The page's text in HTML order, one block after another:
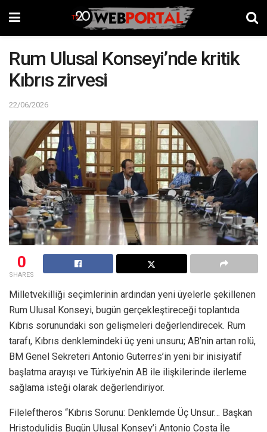
Rum Ulusal Konseyi’nde kritik
Kıbrıs zirvesi
22/06/2026
0
SHARES
Milletvekilliği seçimlerinin ardından yeni üyelerle şekillenen
Rum Ulusal Konseyi, bugün gerçekleştireceği toplantıda
Kıbrıs sorunundaki son gelişmeleri değerlendirecek. Rum
tarafı, Kıbrıs denklemindeki üç yeni unsuru; AB’nin artan rolü,
BM Genel Sekreteri Antonio Guterres’in yeni bir inisiyatif
başlatma arayışı ve Türkiye’nin AB ile ilişkilerinde ilerleme
sağlama isteği olarak değerlendiriyor.
Fileleftheros “Kıbrıs Sorunu: Denklemde Üç Unsur… Başkan
Hristodulidis Bugün Ulusal Konsey’i Antonio Costa İle